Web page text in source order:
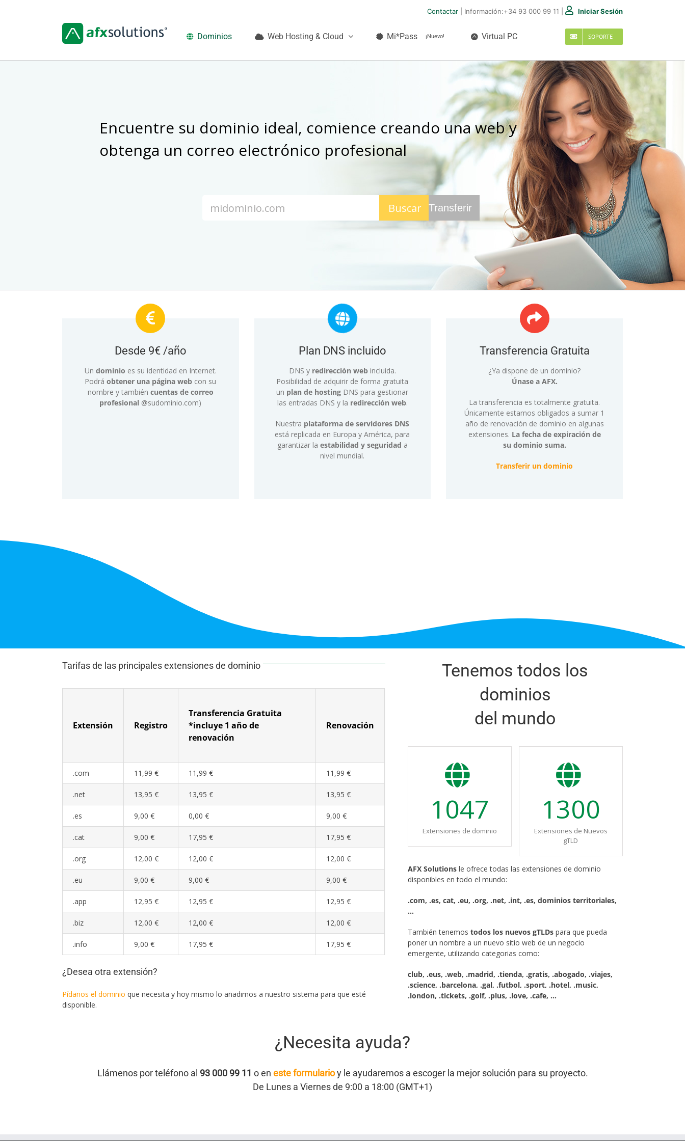
Contactar | Información:+34 93 000 99 11 Iniciar Sesión
Dominios Web Hosting & Cloud Mi*Pass ¡Nuevo! Virtual PC SOPORTE
Encuentre su dominio ideal, comience creando una web y
obtenga un correo electrónico profesional
Transferir
Desde 9€ /año
Un dominio es su identidad en Internet.
Podráobtener una página web con su
nombre y también cuentas de correo
profesional @sudominio.com)
Plan DNS incluido
DNS y redirección webincluida.
Posibilidad de adquirir de forma gratuita
un plan de hosting DNS para gestionar
las entradas DNS y la redirección web.
Nuestra plataforma de servidores DNS
está replicada en Europa y América, para
garantizar la estabilidad y seguridad a
nivel mundial.
Transferencia Gratuita
¿Ya dispone de un dominio?
Únase a AFX.
La transferencia es totalmente gratuita.
Únicamente estamos obligados a sumar 1
año de renovación de dominio en algunas
extensiones. La fecha de expiración de
su dominio suma.
Transferir un dominio
Tarifas de las principales extensiones de dominio
Extensión Registro
Transferencia Gratuita
*incluye 1 año de
renovación
Renovación
.com 11,99 € 11,99 € 11,99 €
.net 13,95 € 13,95 € 13,95 €
.es 9,00 € 0,00 € 9,00 €
.cat 9,00 € 17,95 € 17,95 €
.org 12,00 € 12,00 € 12,00 €
.eu 9,00 € 9,00 € 9,00 €
.app 12,95 € 12,95 € 12,95 €
.biz 12,00 € 12,00 € 12,00 €
.info 9,00 € 17,95 € 17,95 €
¿Desea otra extensión?
Pídanos el dominio que necesita y hoy mismo lo añadimos a nuestro sistema para que esté
disponible.
Tenemos todos los
dominios
del mundo
1047
Extensiones de dominio
1300
Extensiones de Nuevos
gTLD
AFX Solutions le ofrece todas las extensiones de dominio
disponibles en todo el mundo:
.com, .es, cat, .eu, .org, .net, .int, .es, dominios territoriales,
…
También tenemos todos los nuevos gTLDs para que pueda
poner un nombre a un nuevo sitio web de un negocio
emergente, utilizando categorias como:
club, .eus, .web, .madrid, .tienda, .gratis, .abogado, .viajes,
.science, .barcelona, .gal, .futbol, .sport, .hotel, .music,
.london, .tickets, .golf, .plus, .love, .cafe, …
¿Necesita ayuda?
Llámenos por teléfono al 93 000 99 11 o en este formularioy le ayudaremos a escoger la mejor solución para su proyecto.
De Lunes a Viernes de 9:00 a 18:00 (GMT+1)